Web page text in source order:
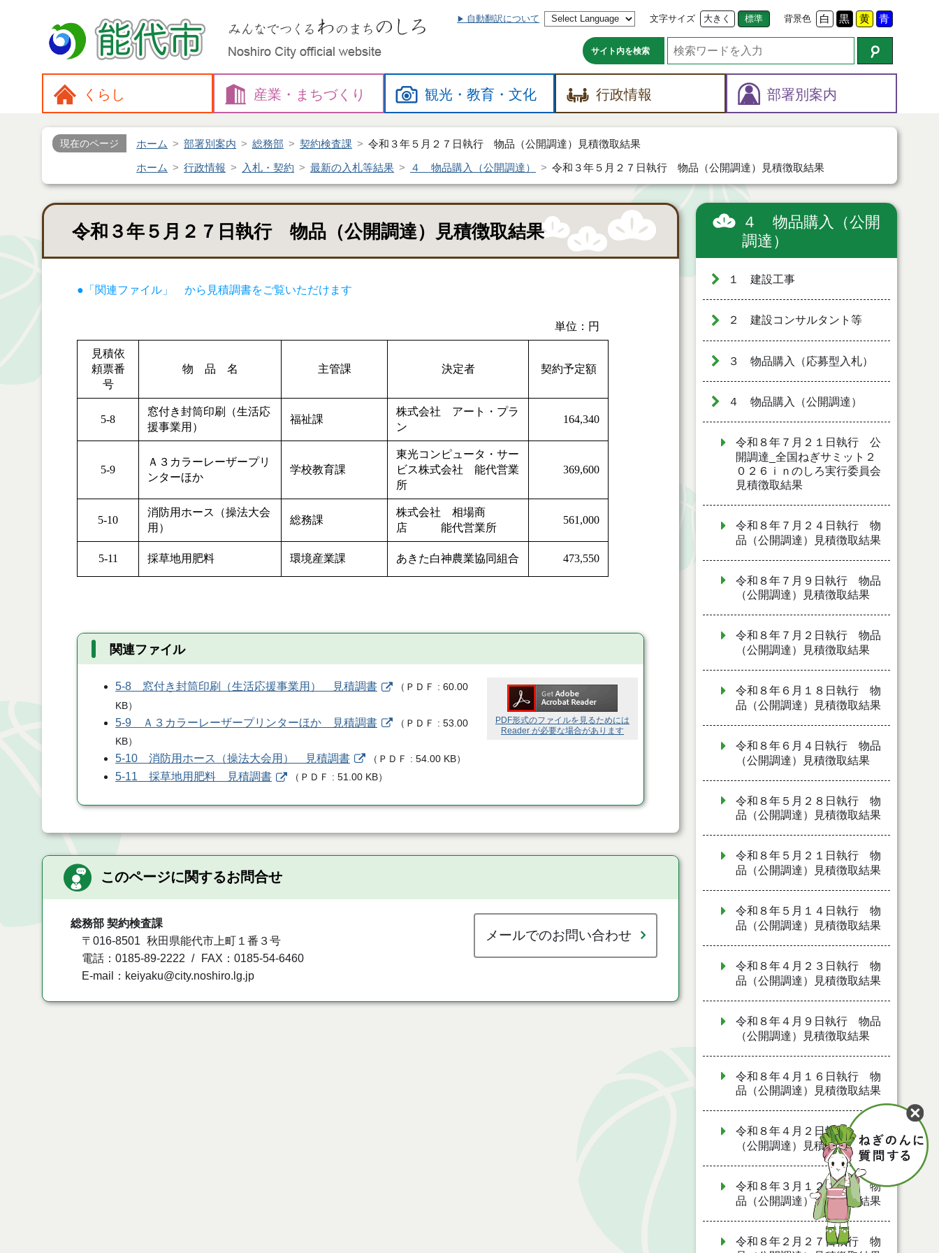
自動翻訳について 文字サイズ 大きく 標準 背景色 白 黒 黄 青
サイト内を検索
くらし 産業・ まちづくり 観光・教育・文化 行政情報 部署別案内
現在のページ ホーム 部署別案内 総務部 契約検査課 令和３年５月２７日執行 物品（公開調達）見積徴取結果
ホーム 行政情報 入札・契約 最新の入札等結果 ４ 物品購入（公開調達） 令和３年５月２７日執行 物品（公開調達）見積徴取結果
令和３年５月２７日執行 物品（公開調達）見積徴取結果
●「関連ファイル」 から見積調書をご覧いただけます
単位：円
見積依
頼票番
号
物 品 名 主管課 決定者 契約予定額
5-8
窓付き封筒印刷（生活応
援事業用）
福祉課
株式会社 アート・プラ
ン
164,340
5-9
Ａ３カラーレーザープリ
ンターほか
学校教育課
東光コンピュータ・サー
ビス株式会社 能代営業
所
369,600
5-10
消防用ホース（操法大会
用）
総務課
株式会社 相場商
店 能代営業所
561,000
5-11 採草地用肥料 環境産業課 あきた白神農業協同組合 473,550
関連ファイル
PDF形式のファイルを見るためには
Reader が必要な場合があります
5-8 窓付き封筒印刷（生活応援事業用） 見積調書 （ ＰＤＦ
60.00
KB）
5-9 Ａ３カラーレーザープリンターほか 見積調書 （ ＰＤＦ
53.00
KB）
5-10 消防用ホース（操法大会用） 見積調書 （ ＰＤＦ 54.00 KB）
5-11 採草地用肥料 見積調書 （ ＰＤＦ 51.00 KB）
このページに関するお問合せ
総務部 契約検査課
〒016-8501
秋田県能代市上町１番３号
電話：0185-89-2222
FAX：0185-54-6460
E-mail：keiyaku@city.noshiro.lg.jp
メールでのお問い合わせ
４ 物品購入（公開
調達）
１ 建設工事
２ 建設コンサルタント等
３ 物品購入（応募型入札）
４ 物品購入（公開調達）
令和８年７月２１日執行 公
開調達_全国ねぎサミット２
０２６ｉｎのしろ実行委員会
見積徴取結果
令和８年７月２４日執行 物
品（公開調達）見積徴取結果
令和８年７月９日執行 物品
（公開調達）見積徴取結果
令和８年７月２日執行 物品
（公開調達）見積徴取結果
令和８年６月１８日執行 物
品（公開調達）見積徴取結果
令和８年６月４日執行 物品
（公開調達）見積徴取結果
令和８年５月２８日執行 物
品（公開調達）見積徴取結果
令和８年５月２１日執行 物
品（公開調達）見積徴取結果
令和８年５月１４日執行 物
品（公開調達）見積徴取結果
令和８年４月２３日執行 物
品（公開調達）見積徴取結果
令和８年４月９日執行 物品
（公開調達）見積徴取結果
令和８年４月１６日執行 物
品（公開調達）見積徴取結果
令和８年４月２日執行 物品
（公開調達）見積徴取結果
令和８年３月１２日執行 物
品（公開調達）見積徴取結果
令和８年２月２７日執行 物